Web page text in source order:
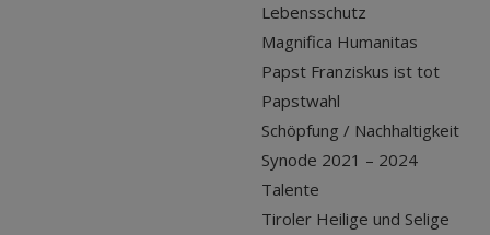
Lebensschutz
Magnifica Humanitas
Papst Franziskus ist tot
Papstwahl
Schöpfung / Nachhaltigkeit
Synode 2021 – 2024
Talente
Tiroler Heilige und Selige